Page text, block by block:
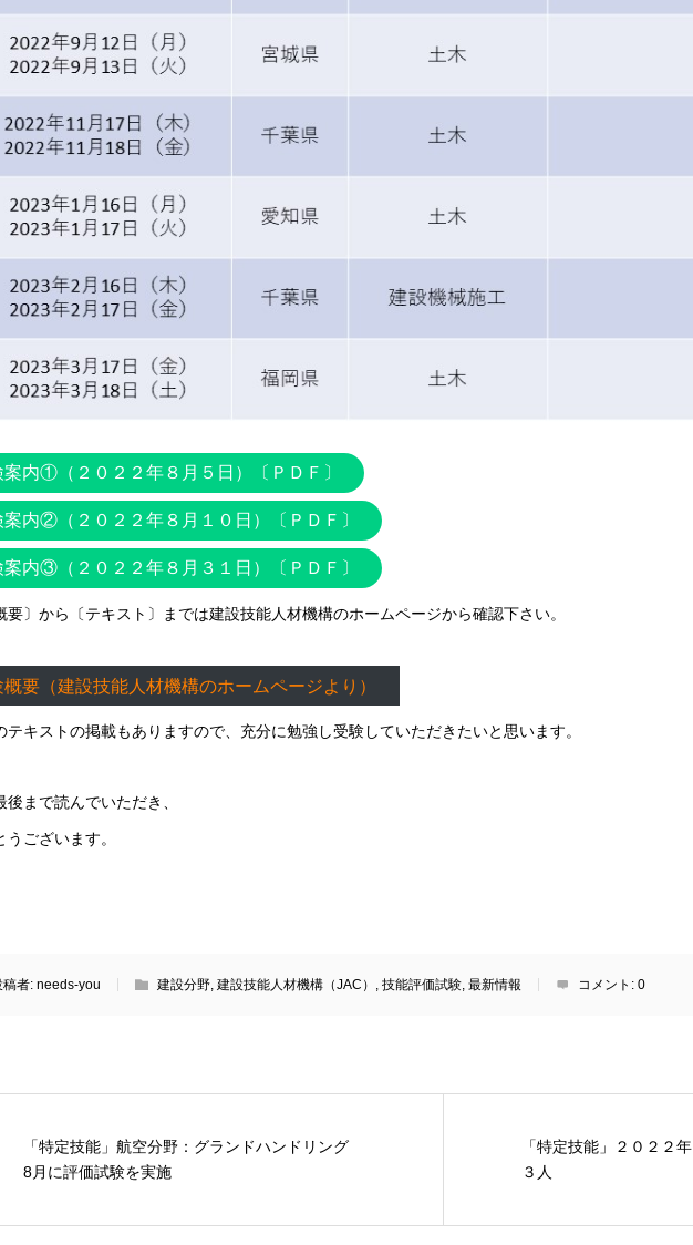
案内①（２０２２年８月５日）〔ＰＤＦ〕
案内②（２０２２年８月１０日）〔ＰＤＦ〕
案内③（２０２２年８月３１日）〔ＰＤＦ〕
要〕から〔テキスト〕までは建設技能人材機構のホームページから確認下さい。
概要（建設技能人材機構のホームページより）
テキストの掲載もありますので、充分に勉強し受験していただきたいと思います。
後まで読んでいただき、
うございます。
稿者: needs-you 建設分野, 建設技能人材機構（JAC） , 技能評価試験, 最新情報 コメント: 0
「特定技能」航空分野：グランドハンドリング
8月に評価試験を実施
「特定技能」２０２２
３人